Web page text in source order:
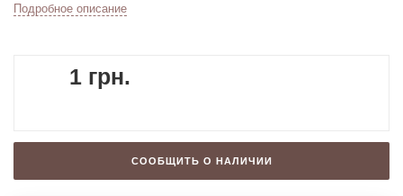
Отшелушивающий тоник для лица Pixi Glow Tonic
Подробное описание
1 грн.
СООБЩИТЬ О НАЛИЧИИ